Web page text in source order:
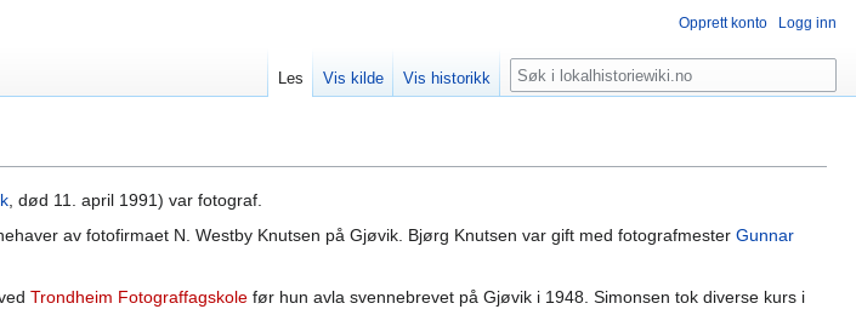
, død 11. april 1991) var fotograf.
av fotofirmaet N. Westby Knutsen på Gjøvik. Bjørg Knutsen var gift med fotografmester Gunnar
Trondheim Fotograffagskole før hun avla svennebrevet på Gjøvik i 1948. Simonsen tok diverse kurs i
Opprett konto Logg inn
Les Vis kilde Vis historikk Søk